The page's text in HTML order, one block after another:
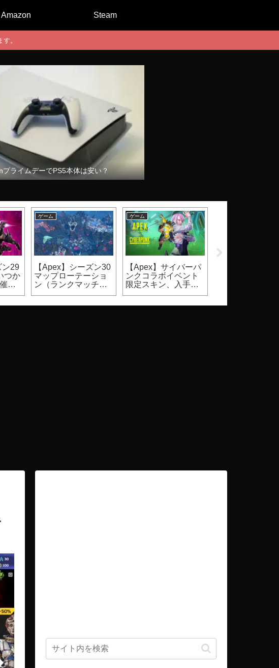
Amazon Steam
。
プライムデーでPS5本体は安い？
ン29
つか
期
ゲーム
【Apex】シーズン30
マップローテーショ
ン（ランクマッチ、
ゲーム
【Apex】サイバーパ
ンクコラボイベント
限定スキン、入手方